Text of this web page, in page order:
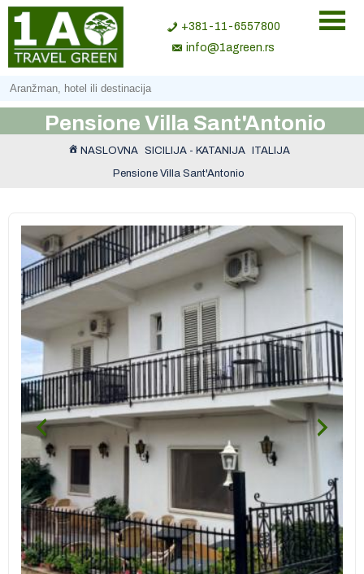
+381-11-6557800
info@1agreen.rs
Pensione Villa Sant'Antonio
NASLOVNA SICILIJA - KATANIJA
ITALIJA
Pensione Villa Sant'Antonio